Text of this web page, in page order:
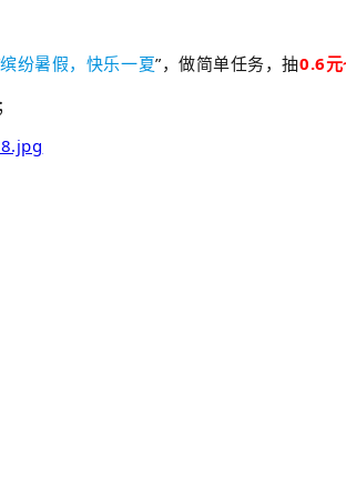
缤纷暑假，快乐一夏”，做简单任务，抽0.6